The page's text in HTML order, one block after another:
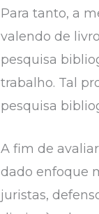
Para tanto, a
valendo de
pesquisa
trabalho. Tal
pesquisa
A fim de
dado enfoque
juristas,